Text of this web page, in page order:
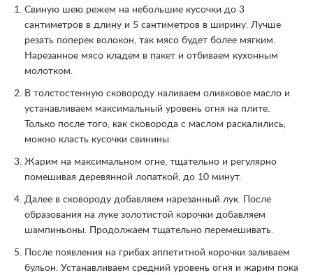
Свиную шею режем на небольшие кусочки до 3
сантиметров в длину и 5 сантиметров в ширину. Лучше
резать поперек волокон, так мясо будет более мягким.
Нарезанное мясо кладем в пакет и отбиваем кухонным
молотком.
В толстостенную сковороду наливаем оливковое масло и
устанавливаем максимальный уровень огня на плите.
Только после того, как сковорода с маслом раскалились,
можно класть кусочки свинины.
Жарим на максимальном огне, тщательно и регулярно
помешивая деревянной лопаткой, до 10 минут.
Далее в сковороду добавляем нарезанный лук. После
образования на луке золотистой корочки добавляем
шампиньоны. Продолжаем тщательно перемешивать.
После появления на грибах аппетитной корочки заливаем
бульон. Устанавливаем средний уровень огня и жарим пока